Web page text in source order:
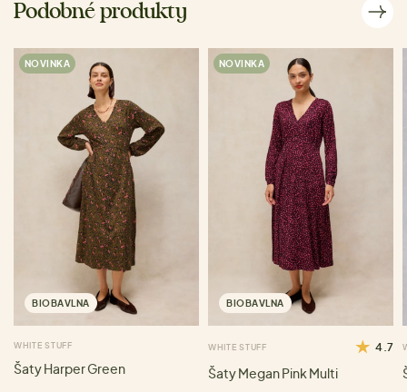
Podobné produkty
NOVINKA
BIOBAVLNA
WHITE STUFF
Šaty Harper Green
NOVINKA
BIOBAVLNA
WHITE STUFF 4.7
Šaty Megan Pink Multi